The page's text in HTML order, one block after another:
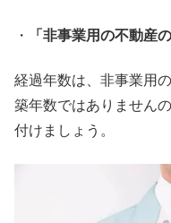
・ 「非事業用の不動産
経過年数は、非事業用
築年数ではありません
付けましょう。